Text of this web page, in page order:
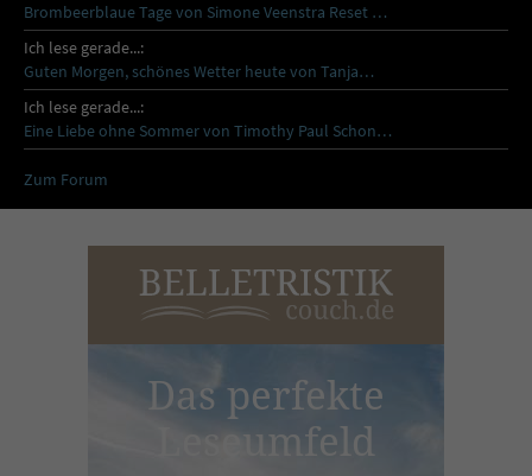
Brombeerblaue Tage von Simone Veenstra Reset …
Ich lese gerade...:
Guten Morgen, schönes Wetter heute von Tanja…
Ich lese gerade...:
Eine Liebe ohne Sommer von Timothy Paul Schon…
Zum Forum
Das perfekte
Leseumfeld